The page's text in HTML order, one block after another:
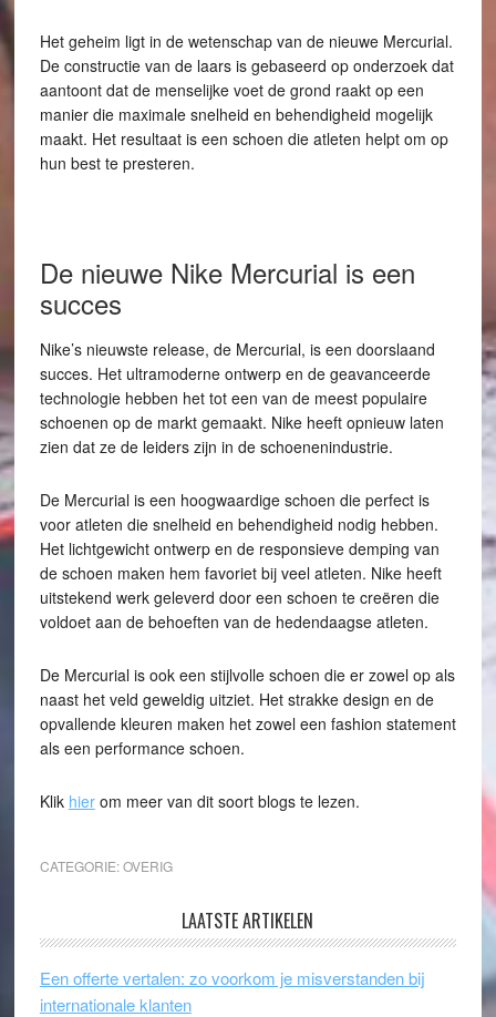
Het geheim ligt in de wetenschap van de nieuwe Mercurial.
De constructie van de laars is gebaseerd op onderzoek dat
aantoont dat de menselijke voet de grond raakt op een
manier die maximale snelheid en behendigheid mogelijk
maakt. Het resultaat is een schoen die atleten helpt om op
hun best te presteren.
De nieuwe Nike Mercurial is een
succes
Nike’s nieuwste release, de Mercurial, is een doorslaand
succes. Het ultramoderne ontwerp en de geavanceerde
technologie hebben het tot een van de meest populaire
schoenen op de markt gemaakt. Nike heeft opnieuw laten
zien dat ze de leiders zijn in de schoenenindustrie.
De Mercurial is een hoogwaardige schoen die perfect is
voor atleten die snelheid en behendigheid nodig hebben.
Het lichtgewicht ontwerp en de responsieve demping van
de schoen maken hem favoriet bij veel atleten. Nike heeft
uitstekend werk geleverd door een schoen te creëren die
voldoet aan de behoeften van de hedendaagse atleten.
De Mercurial is ook een stijlvolle schoen die er zowel op als
naast het veld geweldig uitziet. Het strakke design en de
opvallende kleuren maken het zowel een fashion statement
als een performance schoen.
Klik hierom meer van dit soort blogs te lezen.
CATEGORIE:OVERIG
LAATSTE ARTIKELEN
Een offerte vertalen: zo voorkom je misverstanden bij
internationale klanten